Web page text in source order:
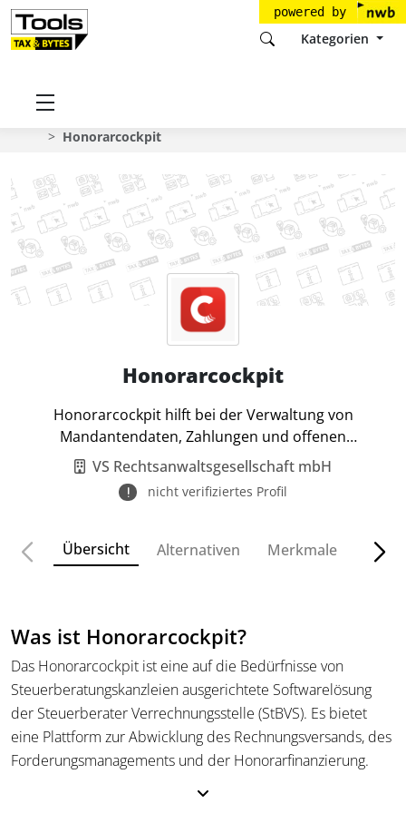
powered by
Kategorien
Startseite
Honorarcockpit
Honorarcockpit
Honorarcockpit hilft bei der Verwaltung von
Mandantendaten, Zahlungen und offenen
Forderungen.
VS Rechtsanwaltsgesellschaft mbH
nicht verifiziertes Profil
Übersicht Alternativen Merkmale
Was ist Honorarcockpit?
Das Honorarcockpit ist eine auf die Bedürfnisse von
Steuerberatungskanzleien ausgerichtete Softwarelösung
der Steuerberater Verrechnungsstelle (StBVS). Es bietet
eine Plattform zur Abwicklung des Rechnungsversands, des
Forderungsmanagements und der Honorarfinanzierung.